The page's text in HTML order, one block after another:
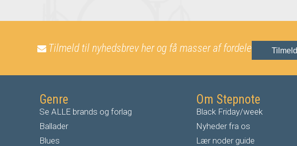
Tilmeld til nyhedsbrev her og få masser af fordele Tilmeld
Genre
Se ALLE brands og forlag
Ballader
Blues
Om Stepnote
Black Friday/week
Nyheder fra os
Lær noder guide